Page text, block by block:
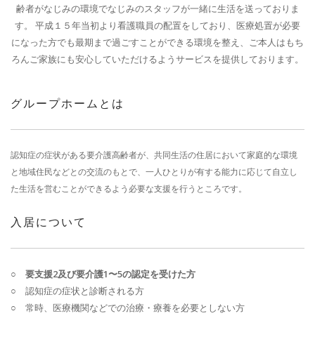
齢者がなじみの環境でなじみのスタッフが一緒に生活を送っておりま
す。
平成１５年当初より看護職員の配置をしており、医療処置が必要
になった方でも最期まで過ごすことができる環境を整え、ご本人はもち
ろんご家族にも安心していただけるようサービスを提供しております。
グループホームとは
認知症の症状がある要介護高齢者が、共同生活の住居において家庭的な環境
と地域住民などとの交流のもとで、一人ひとりが有する能力に応じて自立し
た生活を営むことができるよう必要な支援を行うところです。
入居について
○ 要支援2及び要介護1〜5の認定を受けた方
○ 認知症の症状と診断される方
○ 常時、医療機関などでの治療・療養を必要としない方